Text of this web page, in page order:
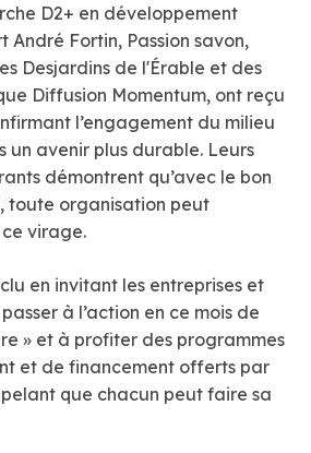
D2+ en développement
André Fortin, Passion savon,
Desjardins de l'Érable et des
Diffusion Momentum, ont reçu
l’engagement du milieu
un avenir plus durable. Leurs
démontrent qu’avec le bon
toute organisation peut
virage.
en invitant les entreprises et
à l’action en ce mois de
» et à profiter des programmes
et de financement offerts par
que chacun peut faire sa